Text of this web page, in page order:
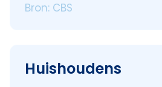
Bron: CBS
Huishoudens